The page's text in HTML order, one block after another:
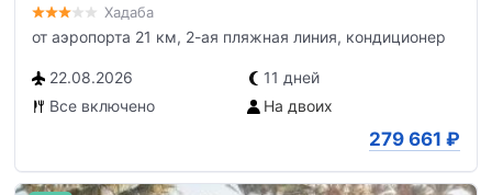
Хадаба
от аэропорта 21 км, 2-ая пляжная линия, кондиционер
22.08.2026
11 дней
Все включено
На двоих
279 661 ₽